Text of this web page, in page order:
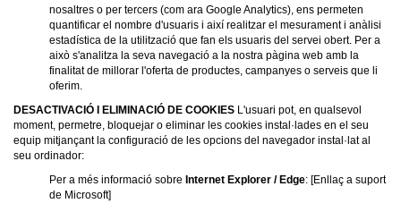
nosaltres o per tercers (com ara Google Analytics), ens permeten
quantificar el nombre d'usuaris i així realitzar el mesurament i anàlisi
estadística de la utilització que fan els usuaris del servei obert. Per a
això s'analitza la seva navegació a la nostra pàgina web amb la
finalitat de millorar l'oferta de productes, campanyes o serveis que li
oferim.
DESACTIVACIÓ I ELIMINACIÓ DE COOKIES L'usuari pot, en qualsevol
moment, permetre, bloquejar o eliminar les cookies instal·lades en el seu
equip mitjançant la configuració de les opcions del navegador instal·lat al
seu ordinador:
Per a més informació sobre Internet Explorer / Edge: [Enllaç a suport
de Microsoft]